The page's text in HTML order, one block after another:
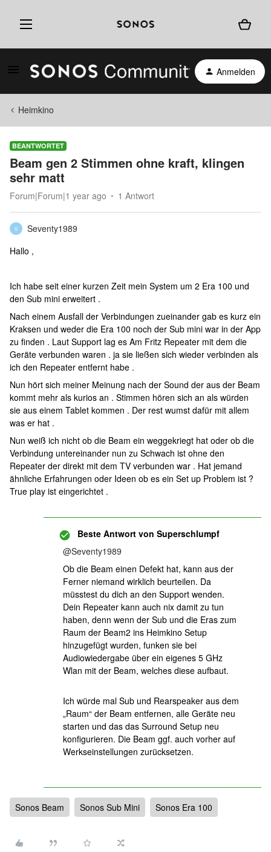
Anmelden
Heimkino
BEANTWORTET
Beam gen 2 Stimmen ohne kraft, klingen
sehr matt
Forum|Forum|1 year ago 1 Antwort
S
Seventy1989
Hallo ,
Ich habe seit einer kurzen Zeit mein System um 2 Era 100 und
den Sub mini erweitert .
Nach einem Ausfall der Verbindungen zueinander gab es kurz ein
Kraksen und weder die Era 100 noch der Sub mini war in der App
zu finden . Laut Support lag es Am Fritz Repeater mit dem die
Geräte verbunden waren . ja sie ließen sich wieder verbinden als
ich den Repeater entfernt habe .
Nun hört sich meiner Meinung nach der Sound der aus der Beam
kommt mehr als kurios an . Stimmen hören sich an als würden
sie aus einem Tablet kommen . Der rest wumst dafür mit allem
was er hat .
Nun weiß ich nicht ob die Beam ein weggekriegt hat oder ob die
Verbindung untereinander nun zu Schwach ist ohne den
Repeater der direkt mit dem TV verbunden war . Hat jemand
ähnliche Erfahrungen oder Ideen ob es ein Set up Problem ist ?
True play ist eingerichtet .
Beste Antwort von Superschlumpf
@Seventy1989
Ob die Beam einen Defekt hat, kann aus der
Ferner niemand wirklich beurteilen. Da
müsstest du dich an den Support wenden.
Dein Repeater kann auch nix damit zu tun
haben, denn wenn der Sub und die Eras zum
Raum der Beam2 ins Heimkino Setup
hinzugefügt wurden, funken sie bei
Audiowiedergabe über ein eigenes 5 GHz
Wlan mit der Beam, welches diese aufbaut.
Ich würde mal Sub und Rearspeaker aus dem
„Raum“ der Beam entfernen, alle Geräte neu
starten und das das Surround Setup neu
konfigurieren. Die Beam ggf. auch vorher auf
Werkseinstellungen zurücksetzen.
Sonos Beam Sonos Sub Mini Sonos Era 100